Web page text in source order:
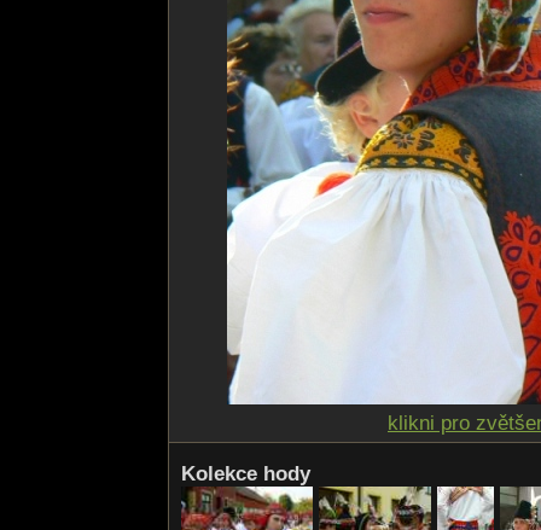
klikni pro
Kolekce hody